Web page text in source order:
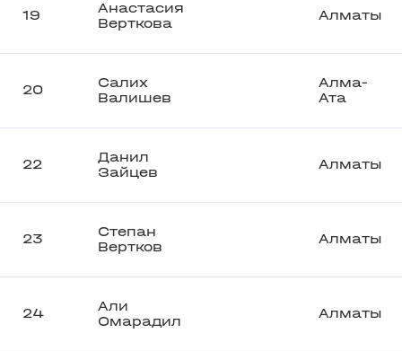
19
Анастасия
Верткова
Алматы
20
Салих
Валишев
Алма-
Ата
22
Данил
Зайцев
Алматы
23
Степан
Вертков
Алматы
24
Али
Омарадил
Алматы